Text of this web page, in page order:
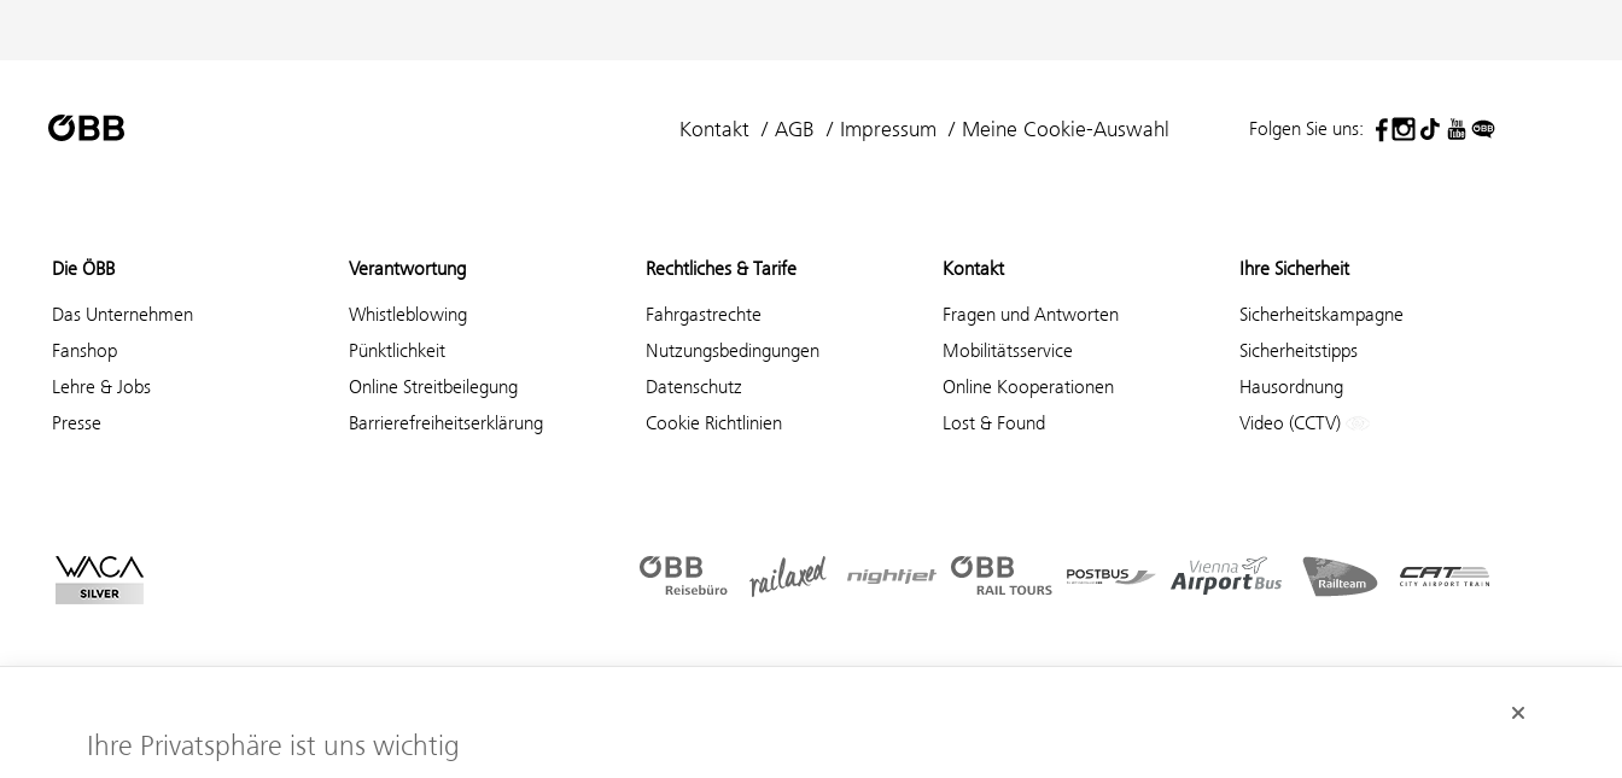
Ihre Privatsphäre ist uns wichtig
Kontakt AGB Impressum Meine Cookie-Auswahl Folgen Sie uns:
Die ÖBB
Das Unternehmen
Fanshop
Lehre & Jobs
Presse
Verantwortung
Whistleblowing
Pünktlichkeit
Online Streitbeilegung
Barrierefreiheitserklärung
Rechtliches & Tarife
Fahrgastrechte
Nutzungsbedingungen
Datenschutz
Cookie Richtlinien
Kontakt
Fragen und Antworten
Mobilitätsservice
Online Kooperationen
Lost & Found
Ihre Sicherheit
Sicherheitskampagne
Sicherheitstipps
Hausordnung
Video (CCTV)